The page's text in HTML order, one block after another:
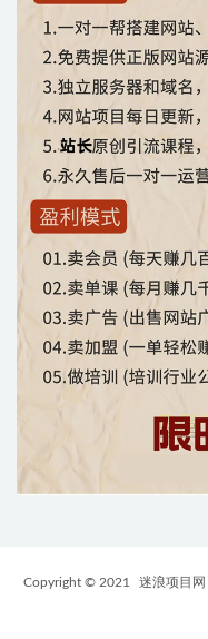
Copyright © 2021 迷浪项目网